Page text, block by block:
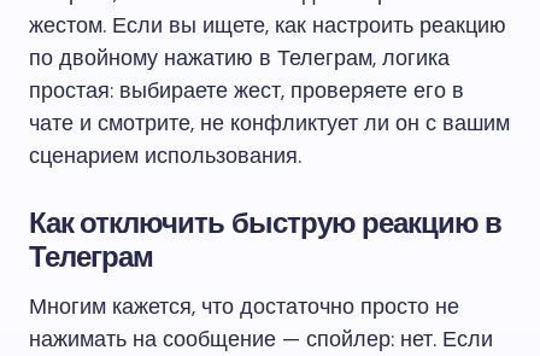
жестом. Если вы ищете, как настроить реакцию
по двойному нажатию в Телеграм, логика
простая: выбираете жест, проверяете его в
чате и смотрите, не конфликтует ли он с вашим
сценарием использования.
Как отключить быструю реакцию в
Телеграм
Многим кажется, что достаточно просто не
нажимать на сообщение — спойлер: нет. Если